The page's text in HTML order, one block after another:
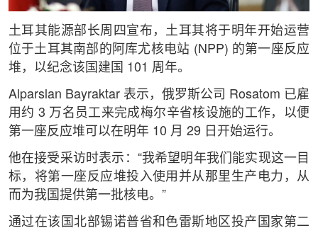
土耳其能源部长周四宣布，土耳其将于明年开始运营
位于土耳其南部的阿库尤核电站 (NPP) 的第一座反应
堆，以纪念该国建国 101 周年。
Alparslan Bayraktar 表示，俄罗斯公司 Rosatom 已雇
用约 3 万名员工来完成梅尔辛省核设施的工作，以便
第一座反应堆可以在明年 10 月 29 日开始运行。
他在接受采访时表示：“我希望明年我们能实现这一目
标，将第一座反应堆投入使用并从那里生产电力，从
而为我国提供第一批核电。”
通过在该国北部锡诺普省和色雷斯地区投产国家第二